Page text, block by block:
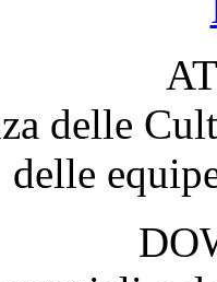
delle
delle